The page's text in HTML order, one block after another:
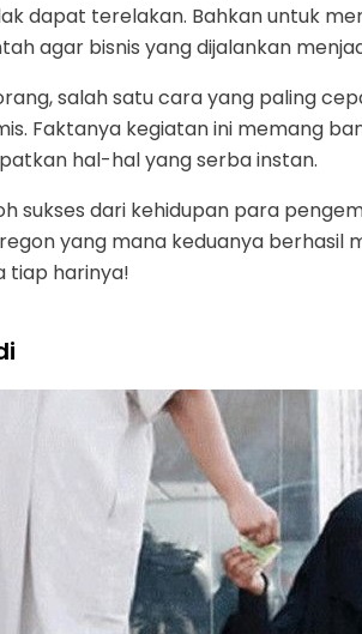
dapat terelakan. Bahkan untuk
agar bisnis yang dijalankan
salah satu cara yang paling
Faktanya kegiatan ini memang
hal-hal yang serba instan.
sukses dari kehidupan para
yang mana keduanya berhasil
tiap harinya!